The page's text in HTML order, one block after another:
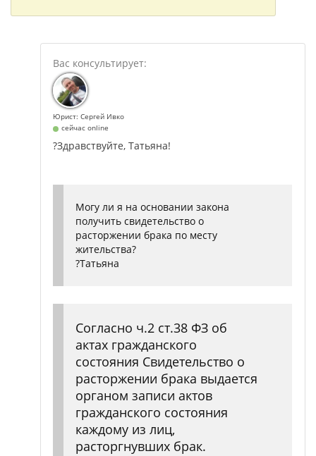
Юрист: Сергей Ивко
сейчас online
?Здравствуйте, Татьяна!
Могу ли я на основании закона
получить свидетельство о
расторжении брака по месту
жительства?
?Татьяна
Согласно ч.2 ст.38 ФЗ об
актах гражданского
состояния Свидетельство о
расторжении брака выдается
органом записи актов
гражданского состояния
каждому из лиц,
расторгнувших брак.